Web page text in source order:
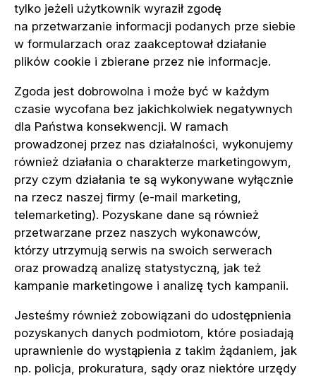
tylko jeżeli użytkownik wyraził zgodę
na przetwarzanie informacji podanych prze siebie
w formularzach oraz zaakceptował działanie
plików cookie i zbierane przez nie informacje.
Zgoda jest dobrowolna i może być w każdym
czasie wycofana bez jakichkolwiek negatywnych
dla Państwa konsekwencji. W ramach
prowadzonej przez nas działalności, wykonujemy
również działania o charakterze marketingowym,
przy czym działania te są wykonywane wyłącznie
na rzecz naszej firmy (e-mail marketing,
telemarketing). Pozyskane dane są również
przetwarzane przez naszych wykonawców,
którzy utrzymują serwis na swoich serwerach
oraz prowadzą analizę statystyczną, jak też
kampanie marketingowe i analizę tych kampanii.
Jesteśmy również zobowiązani do udostępnienia
pozyskanych danych podmiotom, które posiadają
uprawnienie do wystąpienia z takim żądaniem, jak
np. policja, prokuratura, sądy oraz niektóre urzędy